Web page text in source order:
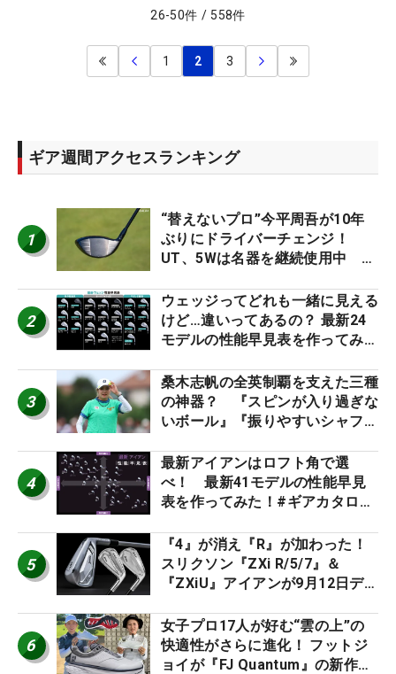
26-50件 / 558件
1 2 3
ギア週間アクセスランキング
1
“替えないプロ”今平周吾が10年
ぶりにドライバーチェンジ！
UT、5Wは名器を継続使用中 #
2
ウェッジってどれも一緒に見える
けど…違いってあるの？ 最新24
モデルの性能早見表を作ってみ
3
桑木志帆の全英制覇を支えた三種
の神器？ 『スピンが入り過ぎな
いボール』『振りやすいシャフ
ー』 #女子プロセッティング
4
最新アイアンはロフト角で選
べ！ 最新41モデルの性能早見
表を作ってみた！#ギアカタログ
5
『4』が消え『R』が加わった！
スリクソン『ZXi R/5/7』＆
『ZXiU』アイアンが9月12日デ
6
女子プロ17人が好む“雲の上”の
快適性がさらに進化！ フットジ
ョイが『FJ Quantum』の新作を